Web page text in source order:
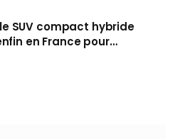
SUV compact hybride
en France pour
Nissan Qashqai et Toyota